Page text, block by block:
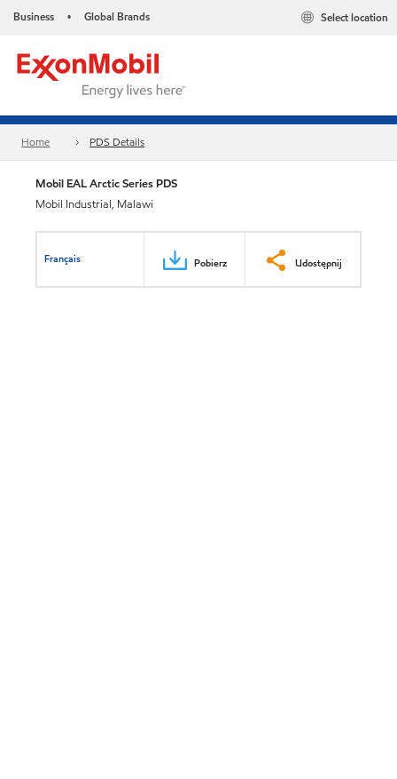
Business • Global Brands Select location
Home PDS Details
Mobil EAL Arctic Series PDS
Mobil Industrial, Malawi
Français Pobierz Udostępnij